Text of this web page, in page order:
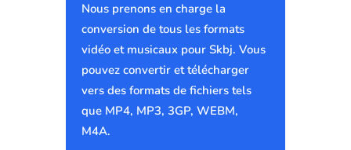
Nous prenons en charge la
conversion de tous les formats
vidéo et musicaux pour Skbj. Vous
pouvez convertir et télécharger
vers des formats de fichiers tels
que MP4, MP3, 3GP, WEBM,
M4A.